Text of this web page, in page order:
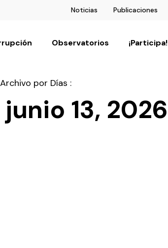
Noticias Publicaciones
Observatorios ¡Participa!
Archivo por Días :
13, 2026